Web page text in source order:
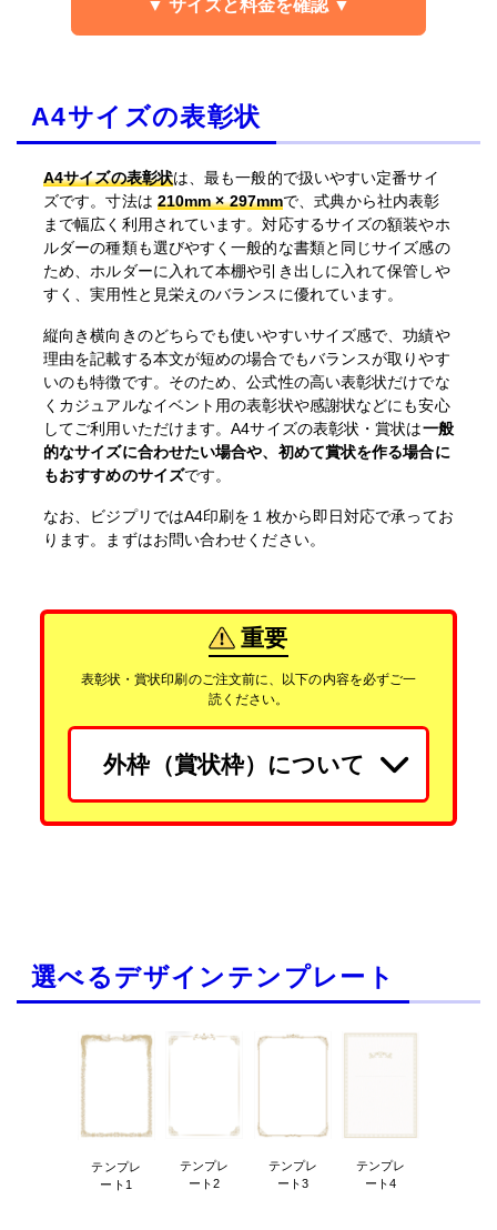
▼ サイズと料金を確認 ▼
A4サイズの表彰状
A4サイズの表彰状は、最も一般的で扱いやすい定番サイ
ズです。寸法は 210mm × 297mmで、式典から社内表彰
まで幅広く利用されています。対応するサイズの額装やホ
ルダーの種類も選びやすく一般的な書類と同じサイズ感の
ため、ホルダーに入れて本棚や引き出しに入れて保管しや
すく、実用性と見栄えのバランスに優れています。
縦向き横向きのどちらでも使いやすいサイズ感で、功績や
理由を記載する本文が短めの場合でもバランスが取りやす
いのも特徴です。そのため、公式性の高い表彰状だけでな
くカジュアルなイベント用の表彰状や感謝状などにも安心
してご利用いただけます。A4サイズの表彰状・賞状は一般
的なサイズに合わせたい場合や、初めて賞状を作る場合に
もおすすめのサイズです。
なお、ビジプリではA4印刷を１枚から即日対応で承ってお
ります。まずはお問い合わせください。
重要
表彰状・賞状印刷のご注文前に、以下の内容を必ずご一
読ください。
外枠（賞状枠）について
選べるデザインテンプレート
テンプレ
ート1
テンプレ
ート2
テンプレ
ート3
テンプレ
ート4